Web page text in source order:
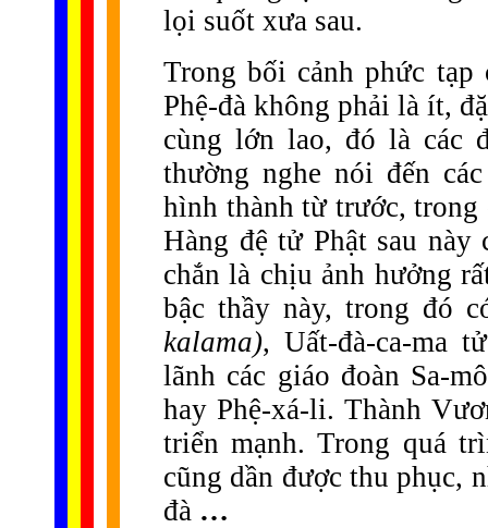
lọi suốt xưa sau.
Trong bối cảnh phức
Phệ-đà không phải là ít,
cùng lớn lao, đó là các
thường nghe nói đến
hình thành từ trước,
Hàng đệ tử Phật sau
chắn là chịu ảnh hưởng
bậc thầy này, trong đó
kalama), Uất-đà-ca-ma
lãnh các giáo đoàn Sa-
hay Phệ-xá-li. Thành
triển mạnh. Trong quá
cũng dần được thu phục,
đà …